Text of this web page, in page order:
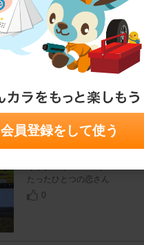
三菱自動車(純正) アー
コンソール
[ABA-H59A]
4
PIAA SAFETY AIR
たったひとつの恋さん
0
会員登録をして使う